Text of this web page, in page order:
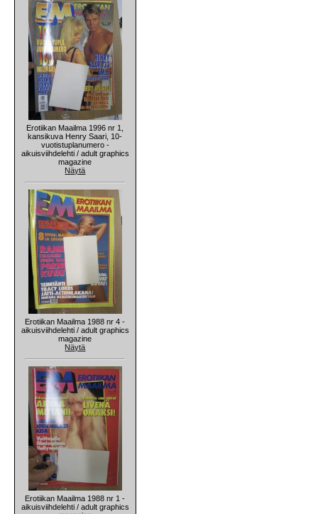
Erotiikan Maailma 1996 nr 1,
kansikuva Henry Saari, 10-
vuotistuplanumero -
aikuisviihdelehti / adult graphics
magazine
Näytä
Erotiikan Maailma 1988 nr 4 -
aikuisviihdelehti / adult graphics
magazine
Näytä
Erotiikan Maailma 1988 nr 1 -
aikuisviihdelehti / adult graphics